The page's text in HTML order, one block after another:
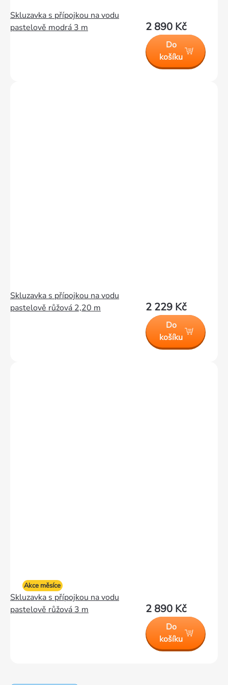
Skluzavka s přípojkou na vodu
pastelově modrá 3 m
2 890 Kč
Do
košíku
Skluzavka s přípojkou na vodu
pastelově růžová 2,20 m
2 229 Kč
Do
košíku
Akce měsíce
Skluzavka s přípojkou na vodu
pastelově růžová 3 m
2 890 Kč
Do
košíku